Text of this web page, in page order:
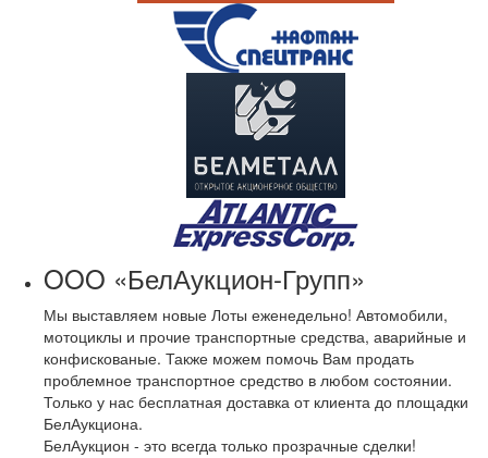
OOO «БелАукцион-Групп»
Мы выставляем новые Лоты еженедельно! Автомобили,
мотоциклы и прочие транспортные средства, аварийные и
конфискованые. Также можем помочь Вам продать
проблемное транспортное средство в любом состоянии.
Только у нас бесплатная доставка от клиента до площадки
БелАукциона.
БелАукцион - это всегда только прозрачные сделки!